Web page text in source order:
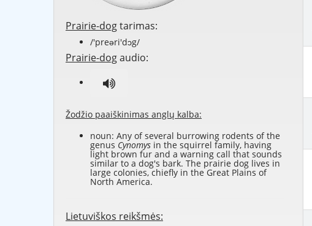
Prairie-dogtarimas:
/'preəri'dɔg/
Prairie-dogaudio:
Žodžio paaiškinimas anglų kalba:
noun: Any of several burrowing rodents of the
genus Cynomys in the squirrel family, having
light brown fur and a warning call that sounds
similar to a dog's bark. The prairie dog lives in
large colonies, chiefly in the Great Plains of
North America.
Lietuviškos reikšmės: